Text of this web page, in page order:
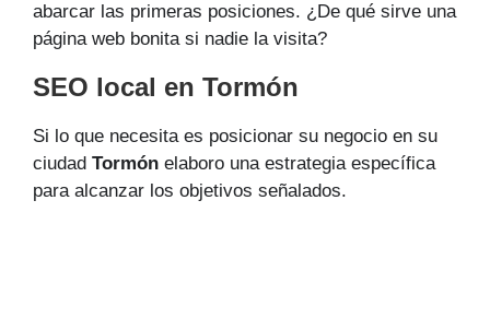
abarcar las primeras posiciones. ¿De qué sirve una
página web bonita si nadie la visita?
SEO local en Tormón
Si lo que necesita es posicionar su negocio en su
ciudad Tormón elaboro una estrategia específica
para alcanzar los objetivos señalados.